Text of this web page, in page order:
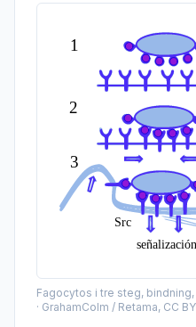
Fagocytos i tre steg,
· GrahamColm / Retama, CC